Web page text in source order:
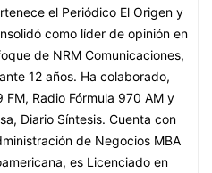
el Periódico El Origen y
como líder de opinión en
de NRM Comunicaciones,
12 años. Ha colaborado,
Radio Fórmula 970 AM y
Diario Síntesis. Cuenta con
de Negocios MBA
es Licenciado en